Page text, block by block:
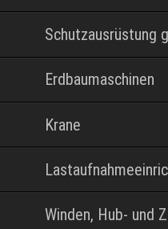
Schutzausrüstung
Erdbaumaschinen
Krane
Winden, Hub- und